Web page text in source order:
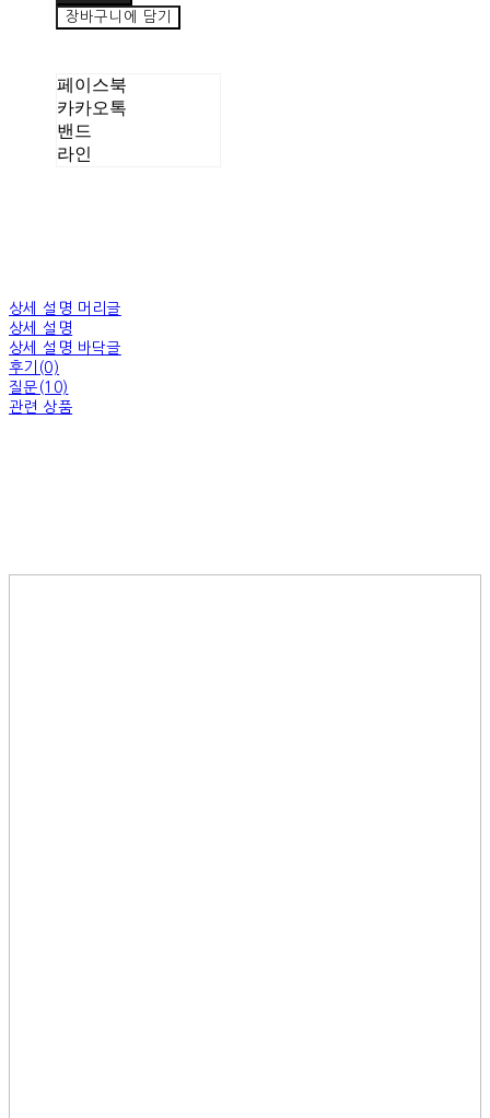
장바구니에 담기
페이스북
카카오톡
밴드
라인
상세 설명 머리글
상세 설명
상세 설명 바닥글
후기(0)
질문(10)
관련 상품